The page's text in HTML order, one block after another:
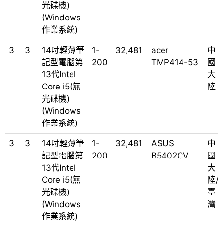
光碟機)
(Windows
作業系統)
3 3
14吋輕薄筆
記型電腦第
13代Intel
Core i5(無
光碟機)
(Windows
作業系統)
1-
200
32,481
acer
TMP414-53
中
國
大
陸
3 3
14吋輕薄筆
記型電腦第
13代Intel
Core i5(無
光碟機)
(Windows
作業系統)
1-
200
32,481
ASUS
B5402CV
中
國
大
陸/
臺
灣